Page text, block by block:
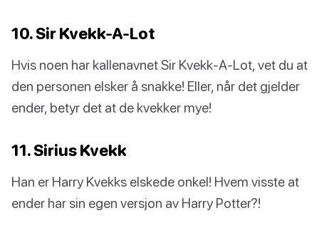
10. Sir Kvekk-A-Lot
Hvis noen har kallenavnet Sir Kvekk-A-Lot, vet du at
den personen elsker å snakke! Eller, når det gjelder
ender, betyr det at de kvekker mye!
11. Sirius Kvekk
Han er Harry Kvekks elskede onkel! Hvem visste at
ender har sin egen versjon av Harry Potter?!